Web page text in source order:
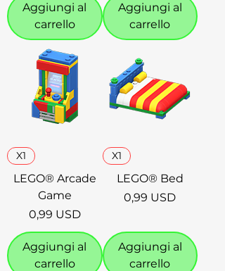
Aggiungi al
carrello
Aggiungi al
carrello
X1
LEGO® Arcade
Game
Prezzo
0,99 USD
Aggiungi al
carrello
X1
LEGO® Bed
Prezzo
0,99 USD
Aggiungi al
carrello